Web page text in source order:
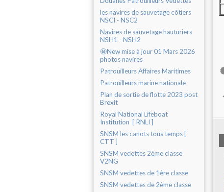
les navires de sauvetage côtiers
NSCI - NSC2
Navires de sauvetage hauturiers
NSH1 - NSH2
🤩New mise à jour 01 Mars 2026
photos navires
Patrouilleurs Affaires Maritimes
Patrouilleurs marine nationale
Plan de sortie de flotte 2023 post
Brexit
Royal National Lifeboat
Institution [ RNLI ]
SNSM les canots tous temps [
CTT ]
SNSM vedettes 2ème classe
V2NG
SNSM vedettes de 1ère classe
SNSM vedettes de 2ème classe